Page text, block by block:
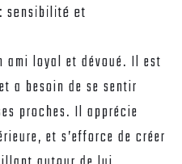
sensibilité et
ami loyal et dévoué. Il est
a besoin de se sentir
proches. Il apprécie
et s’efforce de créer